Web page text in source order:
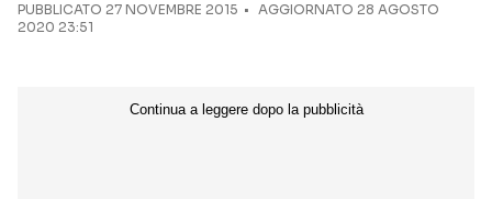
PUBBLICATO 27 NOVEMBRE 2015
AGGIORNATO 28 AGOSTO
2020 23:51